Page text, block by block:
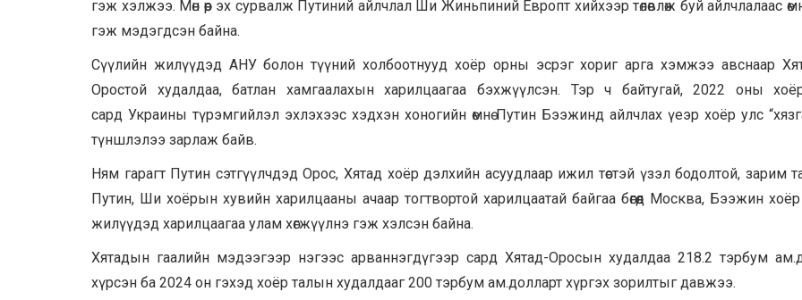
гэж хэлжээ. Мөн өөр эх сурвалж Путиний айлчлал Ши Жиньпиний Европт хийхээр төлөвлөж буй айлчлалаас
гэж мэдэгдсэн байна.
Сүүлийн жилүүдэд АНУ болон түүний холбоотнууд хоёр орны эсрэг хориг арга хэмжээ авснаар
Оростой худалдаа, батлан хамгаалахын харилцаагаа бэхжүүлсэн. Тэр ч байтугай, 2022 оны
сард Украины түрэмгийлэл эхлэхээс хэдхэн хоногийн өмнө Путин Бээжинд айлчлах үеэр хоёр улс
түншлэлээ зарлаж байв.
Ням гарагт Путин сэтгүүлчдэд Орос, Хятад хоёр дэлхийн асуудлаар ижил төстэй үзэл бодолтой, зарим
Путин, Ши хоёрын хувийн харилцааны ачаар тогтвортой харилцаатай байгаа бөгөөд Москва, Бээжин
жилүүдэд харилцаагаа улам хөгжүүлнэ гэж хэлсэн байна.
Хятадын гаалийн мэдээгээр нэгээс арваннэгдүгээр сард Хятад-Оросын худалдаа 218.2 тэрбум
хүрсэн ба 2024 он гэхэд хоёр талын худалдааг 200 тэрбум ам.долларт хүргэх зорилтыг давжээ.